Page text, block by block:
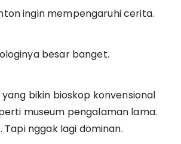
ingin mempengaruhi cerita.
besar banget.
bikin bioskop konvensional
museum pengalaman lama.
Tapi nggak lagi dominan.